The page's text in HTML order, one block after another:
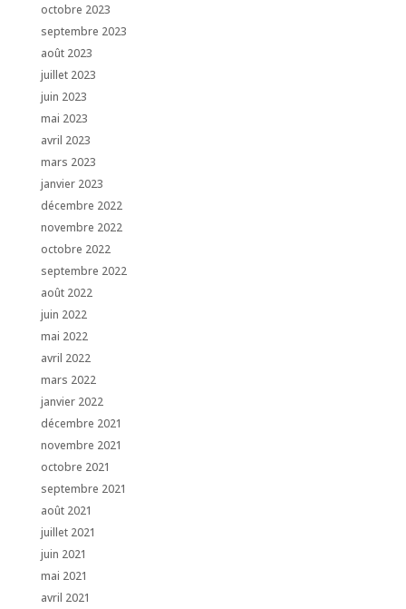
octobre 2023
septembre 2023
août 2023
juillet 2023
juin 2023
mai 2023
avril 2023
mars 2023
janvier 2023
décembre 2022
novembre 2022
octobre 2022
septembre 2022
août 2022
juin 2022
mai 2022
avril 2022
mars 2022
janvier 2022
décembre 2021
novembre 2021
octobre 2021
septembre 2021
août 2021
juillet 2021
juin 2021
mai 2021
avril 2021